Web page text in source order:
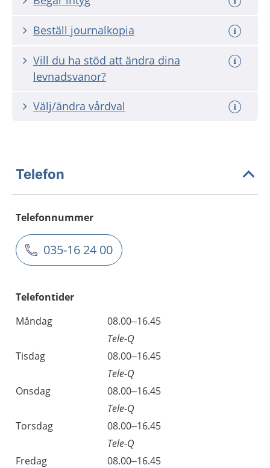
Beställ journalkopia
Vill du ha stöd att ändra dina
levnadsvanor?
Välj/ändra vårdval
Telefon
Telefonnummer
035-16 24 00
Telefontider
Måndag
08.00–16.45
Tele-Q
Tisdag
08.00–16.45
Tele-Q
Onsdag
08.00–16.45
Tele-Q
Torsdag
08.00–16.45
Tele-Q
Fredag
08.00–16.45